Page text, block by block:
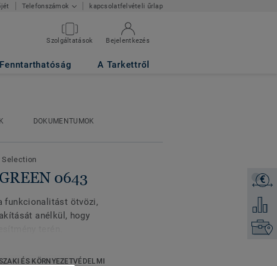
Telefonszámok kapcsolatfelvételi űrlap
Szolgáltatások Bejelentkezés
Fenntarthatóság A Tarkettről
€
DOKUMENTUMOK
Selection
0643
funkcionalitást ötvözi,
anélkül, hogy
Safe.T és a Primo SD,
követelmények
ÉS KÖRNYEZETVÉDELMI